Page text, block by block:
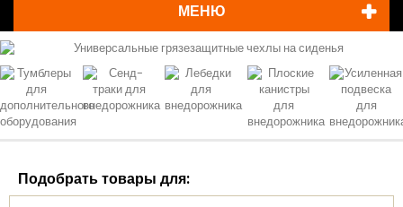
МЕНЮ
Подобрать товары для: